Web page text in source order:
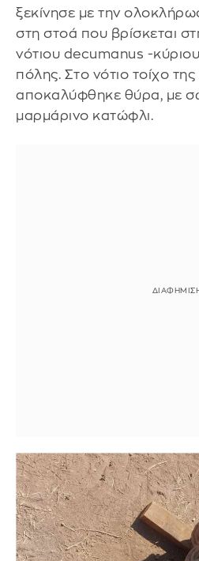
ξεκίνησε με την
στη στοά που βρίσκεται
νότιου decumanus -
πόλης. Στο νότιο τοίχο
αποκαλύφθηκε θύρα, με
μαρμάρινο κατώφλι.